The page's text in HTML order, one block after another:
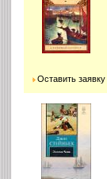
Оставить заявку